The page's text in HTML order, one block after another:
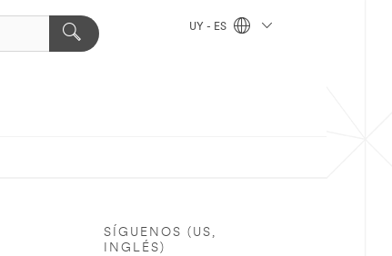
UY - ES
SÍGUENOS (US,
INGLÉS)